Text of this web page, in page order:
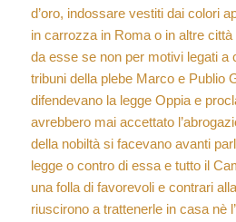
d’oro, indossare vestiti dai colori
in carrozza in Roma o in altre
da esse se non per motivi legati a
tribuni della plebe Marco e Publio
difendevano la legge Oppia e
avrebbero mai accettato
della nobiltà si facevano avanti
legge o contro di essa e tutto il
una folla di favorevoli e contrari
riuscirono a trattenerle in casa nè